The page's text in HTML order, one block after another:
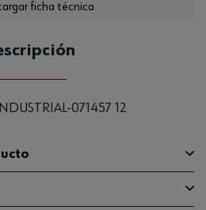
ficha técnica
071457 12
1.000 g